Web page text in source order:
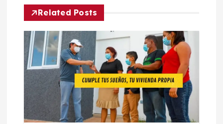
ó
n
d
e
e
Related Posts